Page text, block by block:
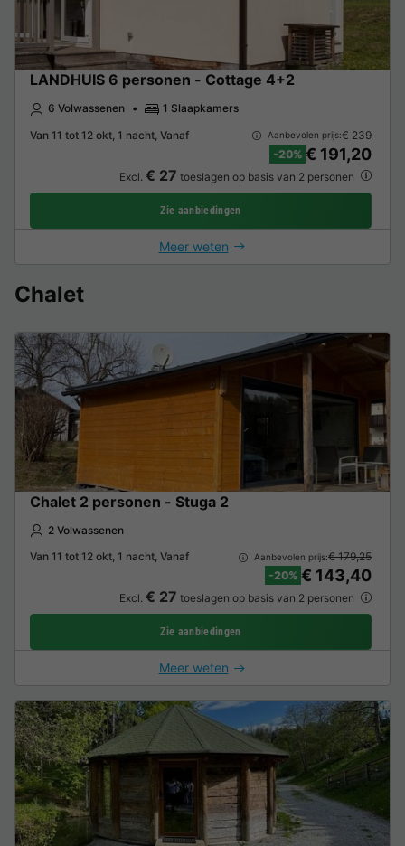
LANDHUIS 6 personen - Cottage 4+2
6 Volwassenen
1 Slaapkamers
Van 11 tot 12 okt, 1 nacht, Vanaf
Aanbevolen prijs:€ 239
-20% € 191,20
Excl. € 27 toeslagen op basis van 2 personen
Zie aanbiedingen
Meer weten
Chalet
Chalet 2 personen - Stuga 2
2 Volwassenen
Van 11 tot 12 okt, 1 nacht, Vanaf
Aanbevolen prijs:€ 179,25
-20% € 143,40
Excl. € 27 toeslagen op basis van 2 personen
Zie aanbiedingen
Meer weten